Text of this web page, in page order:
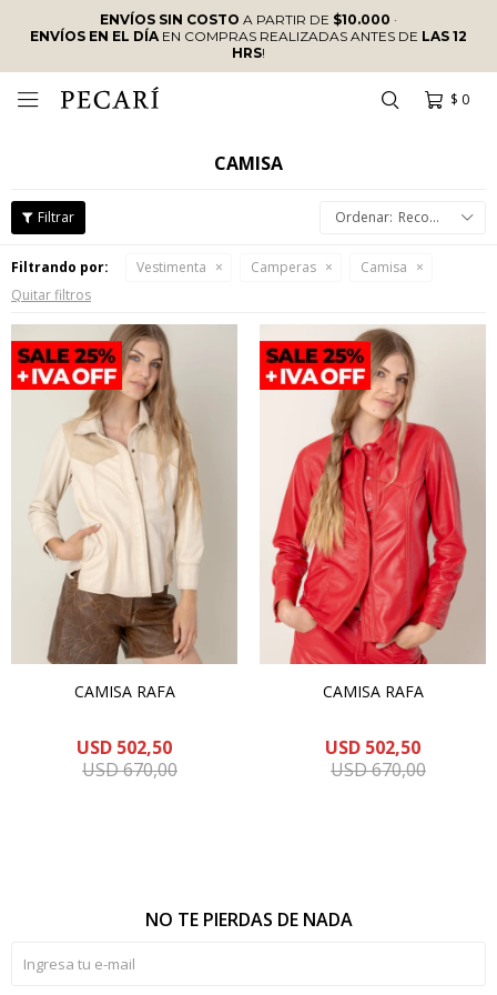
ENVÍOS SIN COSTO A PARTIR DE $10.000 ·
ENVÍOS EN EL DÍAEN COMPRAS REALIZADAS ANTES DE LAS 12
HRS!
$ 0

CAMISA
Recomendados
Filtrando por: Vestimenta Camperas
Camisa
Quitar filtros
CAMISA RAFA
USD 502,50
USD670,00
CAMISA RAFA
USD 502,50
USD670,00
NO TE PIERDAS DE NADA